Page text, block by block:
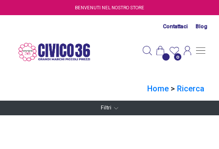
Salta al contenuto principaleBENVENUTI NEL NOSTRO STORE
Contattaci Blog
0
Home > Ricerca
Filtri